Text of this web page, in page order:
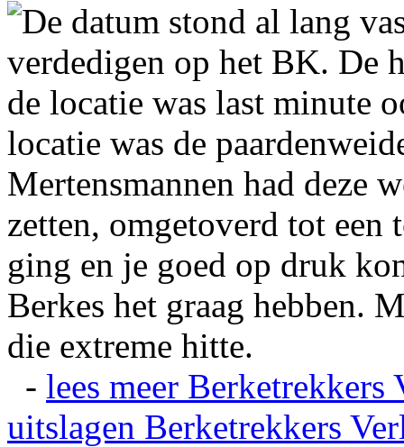
De datum stond al lang
verdedigen op het BK. De
de locatie was last minute
locatie was de
Mertensmannen had deze
zetten, omgetoverd tot
ging en je goed op druk
Berkes het graag hebben.
die extreme hitte.
- lees meer Berketrekkers
uitslagen Berketrekkers